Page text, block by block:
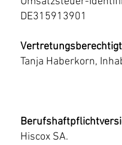
DE315913901
Tanja Haberkorn,
Hiscox SA.